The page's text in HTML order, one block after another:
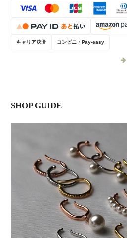
キャリア決済 コンビニ・Pay-easy
SHOP GUIDE